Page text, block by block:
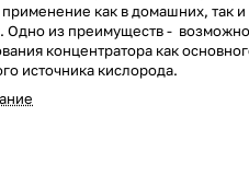
как в домашних, так и
Одно из преимуществ -
концентратора как
источника кислорода.